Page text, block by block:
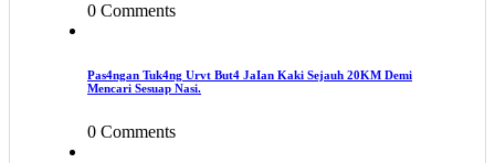
0 Comments
Pas4ngan Tuk4ng Urvt But4 JaIan Kaki Sejauh 20KM Demi
Mencari Sesuap Nasi.
0 Comments